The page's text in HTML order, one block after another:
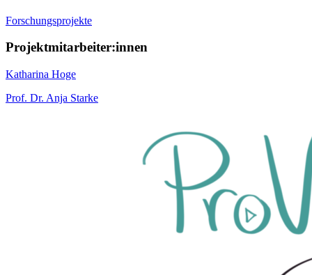
Forschungsprojekte
Projektmitarbeiter:innen
Katharina Hoge
Prof. Dr. Anja Starke